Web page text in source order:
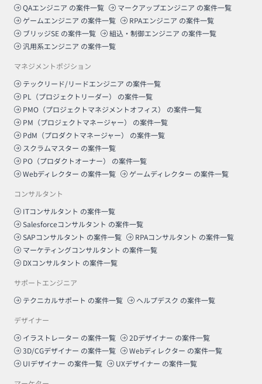
QAエンジニア の案件一覧 マークアップエンジニア の案件一覧
ゲームエンジニア の案件一覧 RPAエンジニア の案件一覧
ブリッジSE の案件一覧 組込・制御エンジニア の案件一覧
汎用系エンジニア の案件一覧
マネジメントポジション
テックリード/リードエンジニア の案件一覧
PL（プロジェクトリーダー）
の案件一覧
PMO（プロジェクトマネジメントオフィス）
の案件一覧
PM（プロジェクトマネージャー）
の案件一覧
PdM（プロダクトマネージャー）
の案件一覧
スクラムマスター の案件一覧
PO（プロダクトオーナー）
の案件一覧
Webディレクター の案件一覧 ゲームディレクター の案件一覧
コンサルタント
ITコンサルタント の案件一覧
Salesforceコンサルタント の案件一覧
SAPコンサルタント の案件一覧 RPAコンサルタント の案件一覧
マーケティングコンサルタント の案件一覧
DXコンサルタント の案件一覧
サポートエンジニア
テクニカルサポート の案件一覧 ヘルプデスク の案件一覧
デザイナー
イラストレーター の案件一覧 2Dデザイナー の案件一覧
3D/CGデザイナー の案件一覧 Webディレクター の案件一覧
UIデザイナー の案件一覧 UXデザイナー の案件一覧